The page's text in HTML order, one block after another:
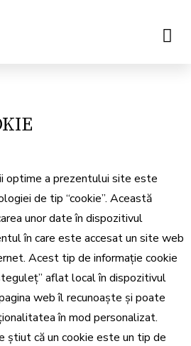
optime a prezentului site este
de tip “cookie”. Această
unor date în dispozitivul
în care este accesat un site web
Acest tip de informație cookie
aflat local în dispozitivul
web îl recunoaște și poate
în mod personalizat.
știut că un cookie este un tip de